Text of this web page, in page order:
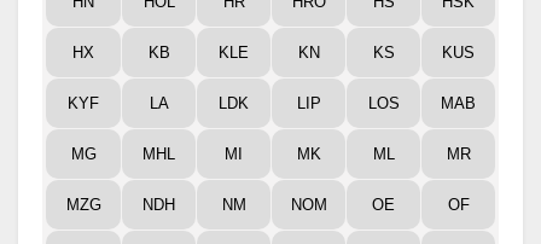
HX KB KLE KN KS KUS
KYF LA LDK LIP LOS MAB
MG MHL MI MK ML MR
MZG NDH NM NOM OE OF